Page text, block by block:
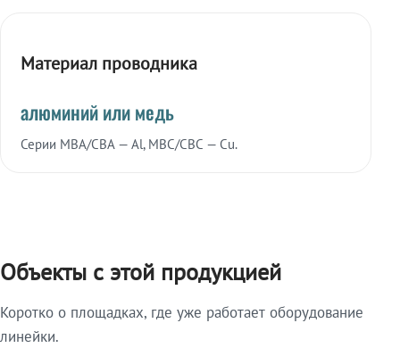
Материал проводника
алюминий или медь
Серии МВА/СВА — Al, МВС/СВС — Cu.
Объекты с этой продукцией
Коротко о площадках, где уже работает оборудование
линейки.